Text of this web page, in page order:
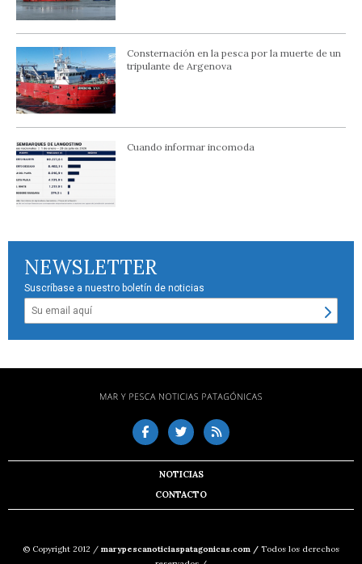
Consternación en la pesca por la muerte de un
tripulante de Argenova
Cuando informar incomoda
NEWSLETTER
Suscríbase a nuestro boletín de noticias
NOTICIAS
CONTACTO
© Copyright 2012 / marypescanoticiaspatagonicas.com / Todos los derechos